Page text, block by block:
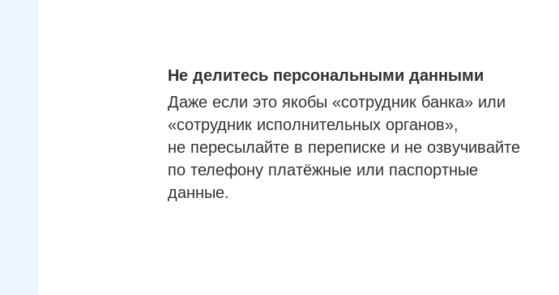
Не делитесь персональными данными
Даже если это якобы «сотрудник банка» или
«сотрудник исполнительных органов»,
не пересылайте в переписке и не озвучивайте
по телефону платёжные или паспортные
данные.